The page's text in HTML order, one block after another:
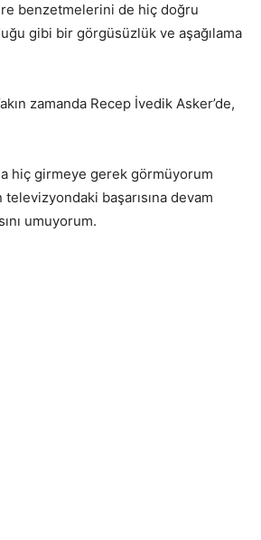
benzetmelerini de hiç doğru
gibi bir görgüsüzlük ve aşağılama
zamanda Recep İvedik Asker’de,
hiç girmeye gerek görmüyorum
başarısına devam
umuyorum.